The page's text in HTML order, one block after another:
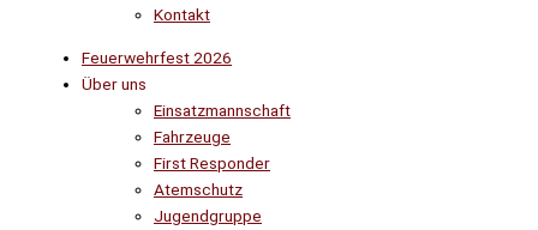
Kontakt
Feuerwehrfest 2026
Über uns
Einsatzmannschaft
Fahrzeuge
First Responder
Atemschutz
Jugendgruppe